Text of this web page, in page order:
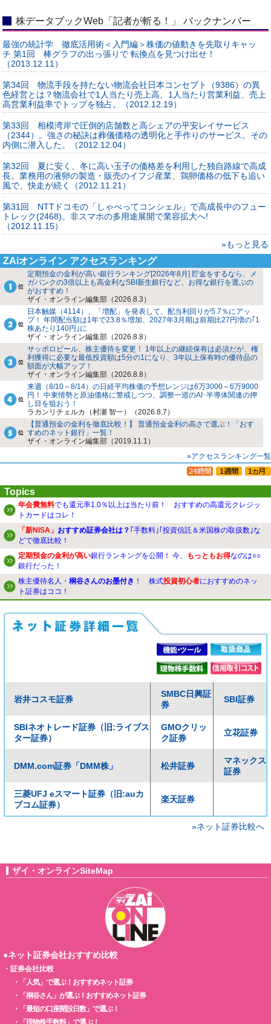
株データブックWeb「記者が斬る！」 バックナンバー
最強の統計学 徹底活用術＜入門編＞株価の値動きを先取りキャッ
チ 第1回 棒グラフの出っ張りで 転換点を見つけ出せ！
（2013.12.11）
第34回 物流手段を持たない物流会社日本コンセプト（9386）の異
色経営とは？物流会社で1人当たり売上高、1人当たり営業利益、売上
高営業利益率でトップを独占。（2012.12.19）
第33回 相模湾岸で圧倒的店舗数と高シェアの平安レイサービス
（2344）。強さの秘訣は葬儀価格の透明化と手作りのサービス。その
内側に潜入した。（2012.12.04）
第32回 夏に安く、冬に高い玉子の価格差を利用した独自路線で高成
長。業務用の液卵の製造・販売のイフジ産業、鶏卵価格の低下も追い
風で、快走が続く（2012.11.21）
第31回 NTTドコモの「しゃべってコンシェル」で高成長中のフュー
トレック(2468)。非スマホの多用途展開で業容拡大へ!
（2012.11.15）
»もっと見る
ZAiオンライン アクセスランキング
定期預金の金利が高い銀行ランキング[2026年8月] 貯金をするなら、メ
ガバンクの3倍以上も高金利なSBI新生銀行など、お得な銀行を選ぶの
がおすすめ！
ザイ・オンライン編集部（2026.8.3）
日本触媒（4114）、「増配」を発表して、配当利回りが5.7％にアッ
プ！ 年間配当額は1年で23.8％増加、2027年3月期は前期比27円増の｢1
株あたり140円｣に
ザイ・オンライン編集部（2026.8.8）
サッポロビール、株主優待を変更！ 1年以上の継続保有は必須だが、権
利獲得に必要な最低投資額は5分の1になり、3年以上保有時の優待品の
額面が大幅アップ！
ザイ・オンライン編集部（2026.8.8）
来週（8/10～8/14）の日経平均株価の予想レンジは6万3000～6万9000
円！ 中東情勢と原油価格に警戒しつつ、調整一巡のAI･半導体関連の押
し目を狙おう！
ラカンリチェルカ（村瀬 智一）（2026.8.7）
【普通預金の金利を徹底比較！】 普通預金金利の高さで選ぶ！「おす
すめのネット銀行」一覧！
ザイ・オンライン編集部（2019.11.1）
»アクセスランキング一覧
Topics
年会費無料でも還元率1.0％以上は当たり前！ おすすめの高還元クレジッ
トカードはコレ！
「新NISA」 おすすめ証券会社は？ ｢手数料｣｢投資信託＆米国株の取扱数｣な
どで徹底比較！
定期預金の金利が高い銀行ランキングを公開！ 今、 もっともお得なのは○○
銀行だった！
株主優待名人・ 桐谷さんのお墨付き ！ 株式投資初心者におすすめのネッ
ト証券はココ！
岩井コスモ証券
SMBC日興証
券
SBI証券
SBIネオトレード証券（旧:ライブス
ター証券）
GMOクリッ
ク証券
立花証券
DMM.com証券「DMM株」 松井証券
マネックス
証券
三菱UFJ eスマート証券（旧:auカ
ブコム証券）
楽天証券
»ネット証券比較へ
ザイ・オンラインSiteMap
●ネット証券会社おすすめ比較
・ 証券会社比較
・
「人気」で選ぶ！おすすめネット証券
・
「桐谷さん」が選ぶ！おすすめネット証券
・
「最短の口座開設日数」で選ぶ！
・
「現物株手数料」で選ぶ！